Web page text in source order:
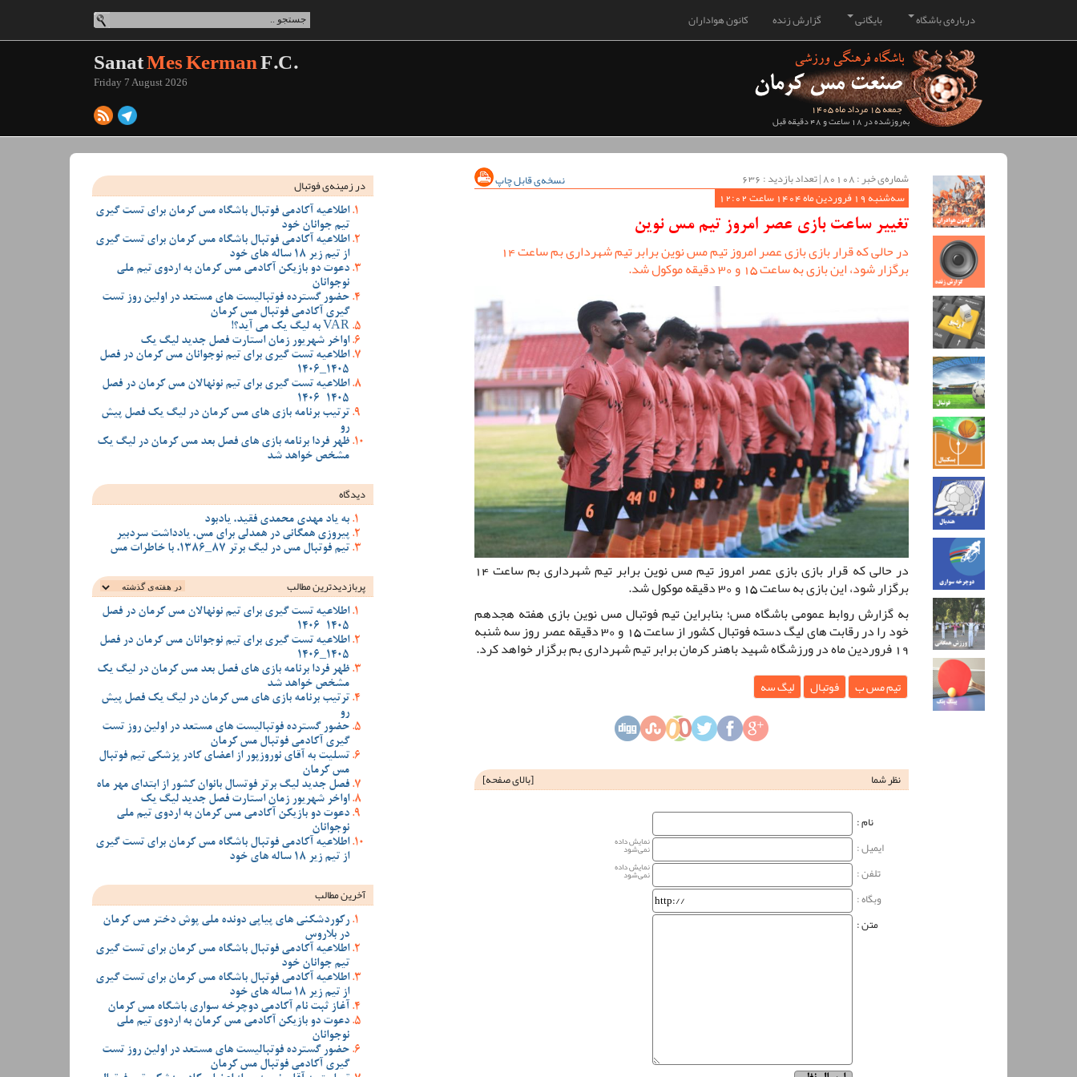
کانون هواداران گزارش زنده بایگانی درباره‌ی باشگاه
جمعه 15 مرداد ماه 1405
به‌روزشده در 18 ساعت و 48 دقیقه قبل
SanatMes KermanF.C.
Friday 7 August 2026
شماره‌ی خبر : ‌80108 | تعداد بازدید : 636
نسخه‌ی قابل چاپ
سه‌شنبه 19 فروردین ماه 1404 ساعت 12:02
تغییر ساعت بازی عصر امروز تیم مس نوین
در حالی که قرار بازی بازی عصر امروز تیم مس نوین برابر تیم شهرداری بم ساعت 14
برگزار شود، این بازی به ساعت 15 و 30 دقیقه موکول شد.
در حالی که قرار بازی بازی عصر امروز تیم مس نوین برابر تیم شهرداری بم ساعت 14
برگزار شود، این بازی به ساعت 15 و 30 دقیقه موکول شد.
به گزارش روابط عمومی باشگاه مس؛ بنابراین تیم فوتبال مس نوین بازی هفته هجدهم
خود را در رقابت های لیگ دسته فوتبال کشور از ساعت 15 و 30 دقیقه عصر روز سه شنبه
19 فروردین ماه در ورزشگاه شهید باهنر کرمان برابر تیم شهرداری بم برگزار خواهد کرد.
تیم مس ب فوتبال لیگ سه
نظر شما [بالای صفحه]
نام‌ :
ایمیل :
نمایش داده
نمی‌شود
تلفن : نمایش داده
نمی‌شود
وبگاه‌ :
متن :
در زمینه‌ی فوتبال
اطلاعیه آکادمی فوتبال باشگاه مس کرمان برای تست گیری
تیم جوانان خود
اطلاعیه آکادمی فوتبال باشگاه مس کرمان برای تست گیری
از تیم زیر 18 ساله های خود
دعوت دو بازیکن آکادمی مس کرمان به اردوی تیم ملی
نوجوانان
حضور گسترده فوتبالیست های مستعد در اولین روز تست
گیری آکادمی فوتبال مس کرمان
VAR به لیگ یک می آید؟!
اواخر شهریور زمان استارت فصل جدید لیگ یک
اطلاعیه تست گیری برای تیم نوجوانان مس کرمان در فصل
1405_1406
اطلاعیه تست گیری برای تیم نونهالان مس کرمان در فصل
1405-1406
ترتیب برنامه بازی های مس کرمان در لیگ یک فصل پیش
رو
ظهر فردا برنامه بازی های فصل بعد مس کرمان در لیگ یک
مشخص خواهد شد
دیدگاه
به یاد مهدی محمدی فقید، یادبود
پیروزی همگانی در همدلی برای مس، یادداشت سردبیر
تیم فوتبال مس در لیگ برتر 87_1386، با خاطرات مس
پربازدیدترین‌ مطالب
اطلاعیه تست گیری برای تیم نونهالان مس کرمان در فصل
1405-1406
اطلاعیه تست گیری برای تیم نوجوانان مس کرمان در فصل
1405_1406
ظهر فردا برنامه بازی های فصل بعد مس کرمان در لیگ یک
مشخص خواهد شد
ترتیب برنامه بازی های مس کرمان در لیگ یک فصل پیش
رو
حضور گسترده فوتبالیست های مستعد در اولین روز تست
گیری آکادمی فوتبال مس کرمان
تسلیت به آقای نوروزپور از اعضای کادر پزشکی تیم فوتبال
مس کرمان
فصل جدید لیگ برتر فوتسال بانوان کشور از ابتدای مهر ماه
اواخر شهریور زمان استارت فصل جدید لیگ یک
دعوت دو بازیکن آکادمی مس کرمان به اردوی تیم ملی
نوجوانان
اطلاعیه آکادمی فوتبال باشگاه مس کرمان برای تست گیری
از تیم زیر 18 ساله های خود
آخرین مطالب
رکوردشکنی های پیاپی دونده ملی پوش دختر مس کرمان
در بلاروس
اطلاعیه آکادمی فوتبال باشگاه مس کرمان برای تست گیری
تیم جوانان خود
اطلاعیه آکادمی فوتبال باشگاه مس کرمان برای تست گیری
از تیم زیر 18 ساله های خود
آغاز ثبت نام آکادمی دوچرخه سواری باشگاه مس کرمان
دعوت دو بازیکن آکادمی مس کرمان به اردوی تیم ملی
نوجوانان
حضور گسترده فوتبالیست های مستعد در اولین روز تست
گیری آکادمی فوتبال مس کرمان